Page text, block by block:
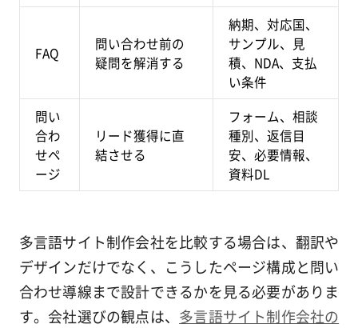
FAQ
問い合わせ前の
疑問を解消する
納期、対応国、
サンプル、見
積、NDA、支払
い条件
問い
合わ
せペ
ージ
リード獲得に直
結させる
フォーム、相談
種別、返信目
安、必要情報、
資料DL
多言語サイト制作会社を比較する場合は、翻訳や
デザインだけでなく、こうしたページ構成と問い
合わせ導線まで設計できるかを見る必要がありま
す。会社選びの観点は、 多言語サイト制作会社の